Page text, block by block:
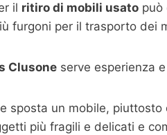
il ritiro di mobili usato può
furgoni per il trasporto dei
Clusone serve esperienza
sposta un mobile,
più fragili e delicati e